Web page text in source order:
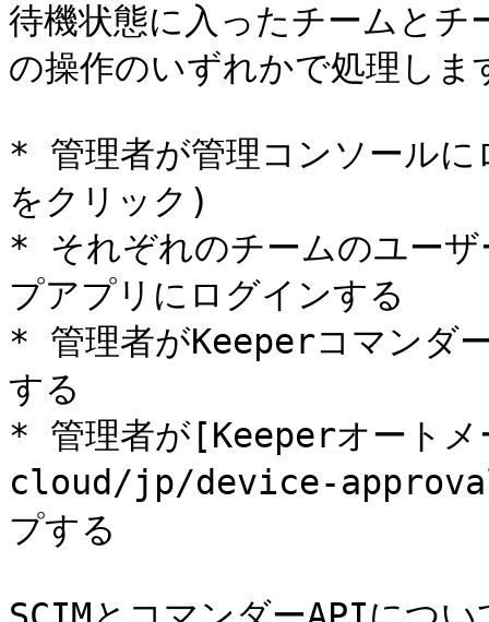
待機状態に入ったチームとチ
の操作のいずれかで処理しま
* 管理者が管理コンソール
をクリック)
* それぞれのチームのユー
プアプリにログインする
* 管理者がKeeperコマンダ
する
* 管理者が[Keeperオート
cloud/jp/device-
プする